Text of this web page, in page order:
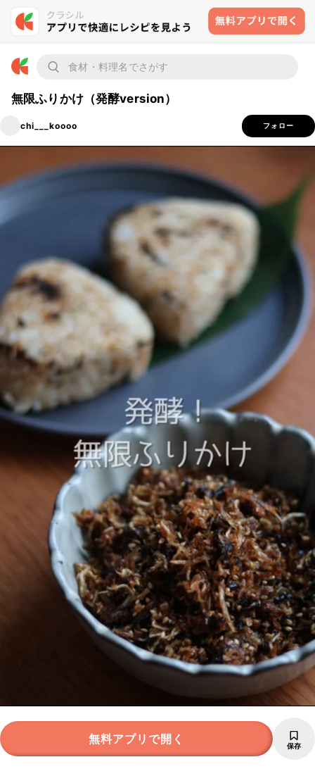
無限ふりかけ（発酵version）
chi___koooo フォロー
無料アプリで開く 保存